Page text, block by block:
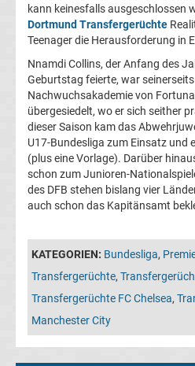
FSV
Mainz
05
Transfergerüchte
Alemannia
Transfergerüchte
Bielefeld
kann keinesfalls ausgeschlossen
Dortmund Transfergerüchte
Teenager die Herausforderung in
Nnamdi Collins, der Anfang des
Geburtstag feierte, war
Nachwuchsakademie von
übergesiedelt, wo er sich seither
dieser Saison kam das
U17-Bundesliga zum Einsatz und
(plus eine Vorlage). Darüber
schon zum Junioren-
des DFB stehen bislang vier
auch schon das Kapitänsamt
KATEGORIEN: Bundesliga,
Transfergerüchte,
Transfergerüchte FC Chelsea,
Manchester City